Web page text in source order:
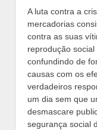
A luta contra a
mercadorias
contra as suas
reprodução
confundindo de
causas com os
verdadeiros
um dia sem que
desmascare
segurança social